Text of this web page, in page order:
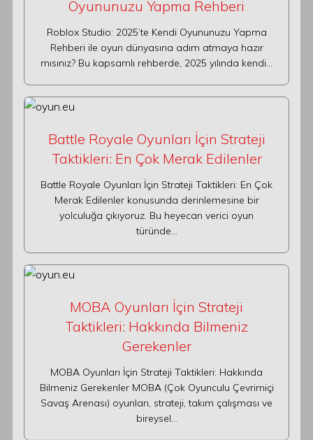
Oyununuzu Yapma Rehberi
Roblox Studio: 2025’te Kendi Oyununuzu Yapma
Rehberi ile oyun dünyasına adım atmaya hazır
mısınız? Bu kapsamlı rehberde, 2025 yılında kendi…
Battle Royale Oyunları İçin Strateji
Taktikleri: En Çok Merak Edilenler
Battle Royale Oyunları İçin Strateji Taktikleri: En Çok
Merak Edilenler konusunda derinlemesine bir
yolculuğa çıkıyoruz. Bu heyecan verici oyun
türünde…
MOBA Oyunları İçin Strateji
Taktikleri: Hakkında Bilmeniz
Gerekenler
MOBA Oyunları İçin Strateji Taktikleri: Hakkında
Bilmeniz Gerekenler MOBA (Çok Oyunculu Çevrimiçi
Savaş Arenası) oyunları, strateji, takım çalışması ve
bireysel…